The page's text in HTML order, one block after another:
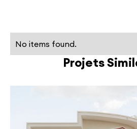
No items found.
Projets